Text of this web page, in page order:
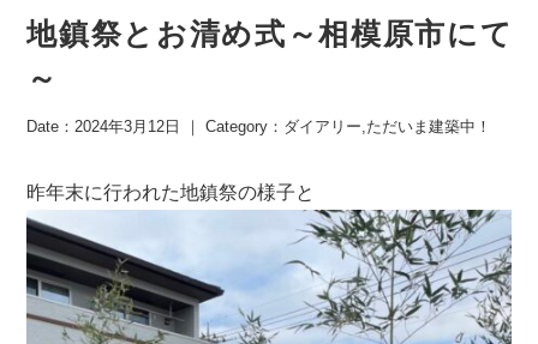
地鎮祭とお清め式～相模原市にて
～
Date：2024年3月12日 ｜ Category： ダイアリー,ただいま建築中！
昨年末に行われた地鎮祭の様子と